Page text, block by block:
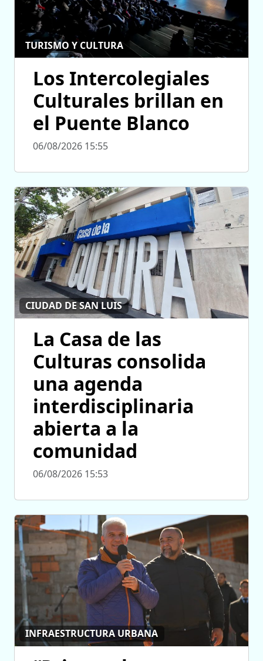
TURISMO Y CULTURA
Los Intercolegiales
Culturales brillan en
el Puente Blanco
06/08/2026 15:55
CIUDAD DE SAN LUIS
La Casa de las
Culturas consolida
una agenda
interdisciplinaria
abierta a la
comunidad
06/08/2026 15:53
INFRAESTRUCTURA URBANA